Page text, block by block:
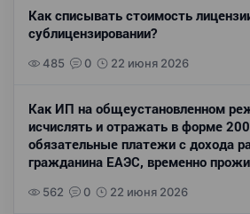
Как списывать стоимость
сублицензировании?
485 0 22 июня 2026
Как ИП на общеустановленном
исчислять и отражать в форме
обязательные платежи с дохода
гражданина ЕАЭС, временно
562 0 22 июня 2026